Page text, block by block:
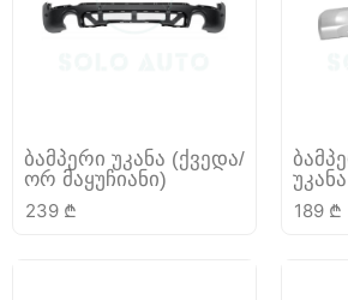
ბამპერი უკანა (ქვედა/
ორ მაყუჩიანი)
239 ₾
უკანა
189 ₾